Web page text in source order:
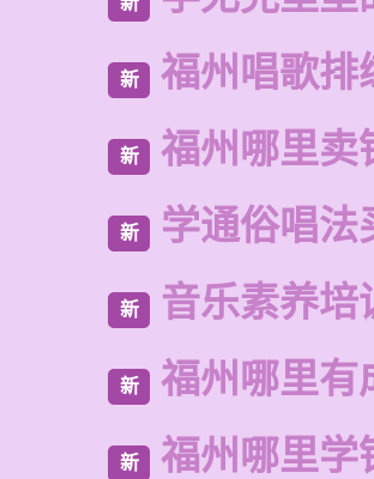
新 福州唱歌排
新 福州哪里卖
新 学通俗唱法
新 音乐素养培
新 福州哪里有
新 福州哪里学